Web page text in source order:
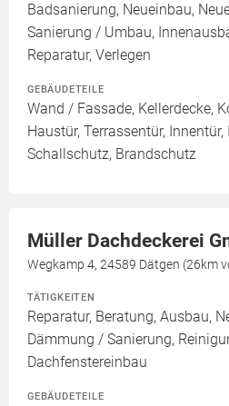
Badsanierung, Neueinbau,
Sanierung / Umbau,
Reparatur, Verlegen
GEBÄUDETEILE
Wand / Fassade, Kellerdecke,
Haustür, Terrassentür,
Schallschutz, Brandschutz
Müller Dachdeckerei
Wegkamp 4, 24589 Dätgen (26km
TÄTIGKEITEN
Reparatur, Beratung, Ausbau,
Dämmung / Sanierung,
Dachfenstereinbau
GEBÄUDETEILE